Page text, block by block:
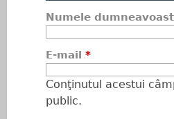
Numele
E-mail *
Conţinutul acestui
public.